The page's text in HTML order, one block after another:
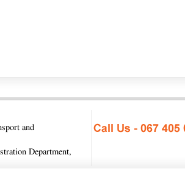
and
Department,